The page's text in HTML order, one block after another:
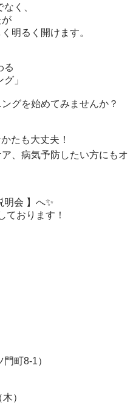
く、
が
明るく開けます。
る
グを始めてみませんか？
たも大丈夫！
、病気予防したい方にもオ
明会 】へ✨️
8-1）
）